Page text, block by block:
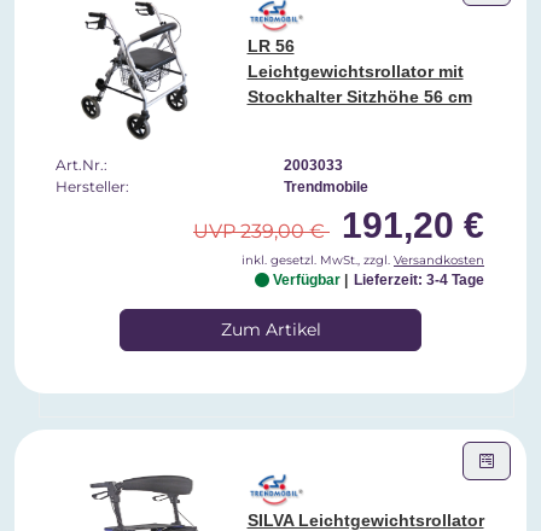
LR 56
Leichtgewichtsrollator mit
Stockhalter Sitzhöhe 56 cm
Art.Nr.: 2003033
Hersteller: Trendmobile
UVP 239,00 € 191,20 €
inkl. gesetzl. MwSt., zzgl. Versandkosten
Verfügbar Lieferzeit: 3-4 Tage
Zum Artikel
SILVA Leichtgewichtsrollator